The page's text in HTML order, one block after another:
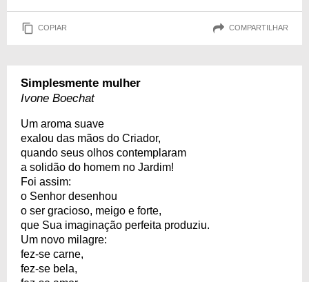
COPIAR COMPARTILHAR
Simplesmente mulher
Ivone Boechat
Um aroma suave
exalou das mãos do Criador,
quando seus olhos contemplaram
a solidão do homem no Jardim!
Foi assim:
o Senhor desenhou
o ser gracioso, meigo e forte,
que Sua imaginação perfeita produziu.
Um novo milagre:
fez-se carne,
fez-se bela,